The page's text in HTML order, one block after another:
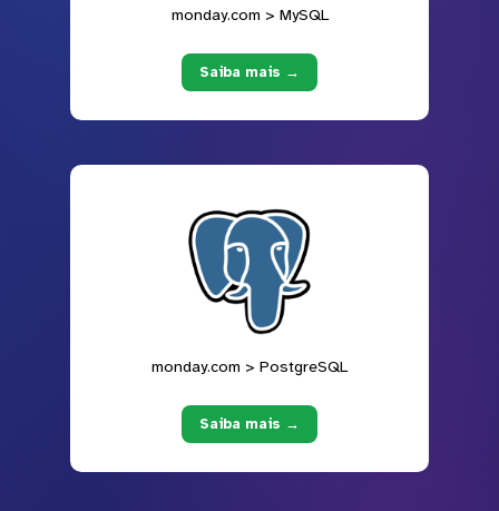
monday.com > MySQL
Saiba mais →
monday.com > PostgreSQL
Saiba mais →